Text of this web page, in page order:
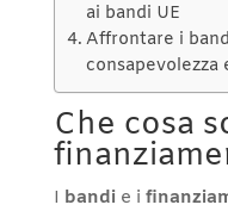
ai bandi UE
Affrontare i
consapevolezza
Che cosa
I bandie i